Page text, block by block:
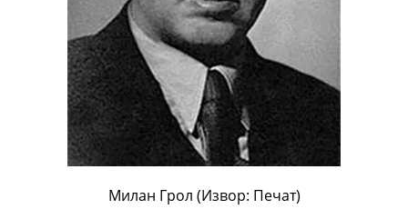
Милан Грол (Извор: Печат)